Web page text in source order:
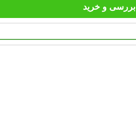
بررسی و خرید